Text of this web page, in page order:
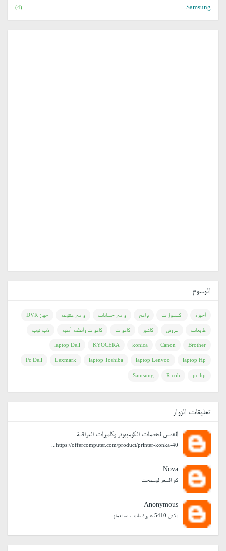
Samsung
(4)
الوسوم
أجهزة اكسسوارات برامج برامج حسابات برامج منتوعه جهاز DVR
طابعات عروض كاشير كاميرات كاميرات وأنظمة أمنية لاب توب
Brother
Canon
konica
KYOCERA
laptop Dell
laptop Hp
laptop Lenvoo
laptop Toshiba
Lexmark
Pc Dell
pc hp
Ricoh
Samsung
تعليقات الزوار
القدس لخدمات الكومبيوتر وكاميرات المراقبة
https://offercomputer.com/product/printer-konka-40...
Nova
كم السعر لوسمحت
Anonymous
بلاش 5410 عاوزة طبيب يستعملها